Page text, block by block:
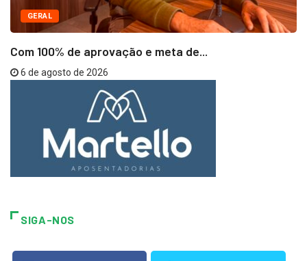
GERAL
Com 100% de aprovação e meta de...
6 de agosto de 2026
SIGA-NOS